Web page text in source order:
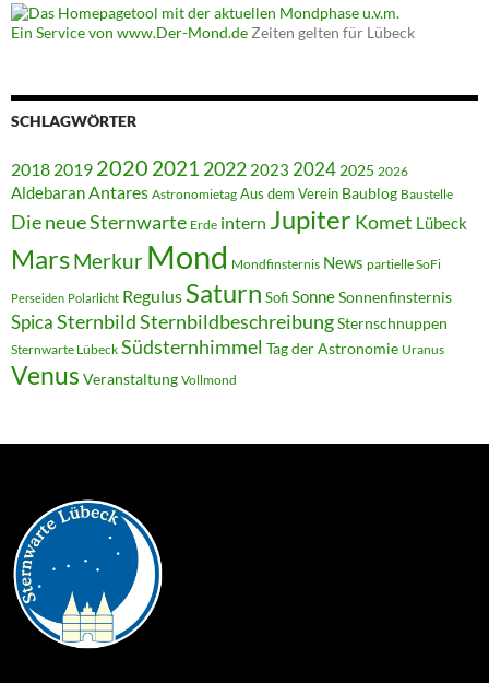
Ein Service von www.Der-Mond.de Zeiten gelten für Lübeck
SCHLAGWÖRTER
2018 2019 2020 2021 2022 2023 2024 2025 2026
Aldebaran Antares Astronomietag Aus dem Verein Baublog Baustelle
Die neue Sternwarte Erde intern Jupiter Komet Lübeck
MarsMerkur Mond Mondfinsternis News partielle SoFi
Perseiden Polarlicht Regulus Saturn SofiSonneSonnenfinsternis
Spica SternbildSternbildbeschreibungSternschnuppen
Sternwarte Lübeck Südsternhimmel Tag der Astronomie Uranus
Venus Veranstaltung Vollmond